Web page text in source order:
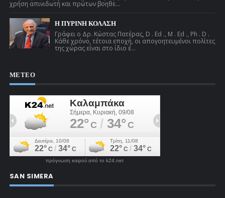
χρήση απινιδωτή και πρώτων βοηθε...
Η ΠΥΡΙΝΗ ΚΟΛΑΣΗ
Γράφει ο Δρ. Κώστας Πατέρας, D . Ed ., M . Ed ., Ph . D .
Κάθε χρόνο, τέτοια εποχή, οι απογοητευμένοι πολίτες
της χώρας είναι στο ίδιο έ...
ΜΕΤΕΟ
πρόγνωση καιρού από το k24.net
SAN SIMERA